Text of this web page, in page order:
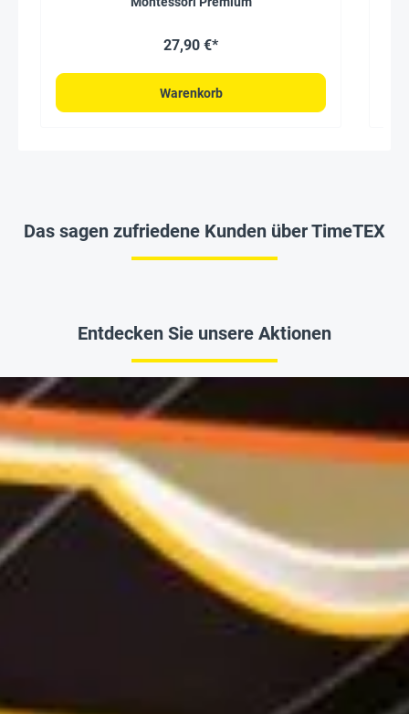
27,90 €*
Warenkorb
Das sagen zufriedene Kunden über TimeTEX
Entdecken Sie unsere Aktionen